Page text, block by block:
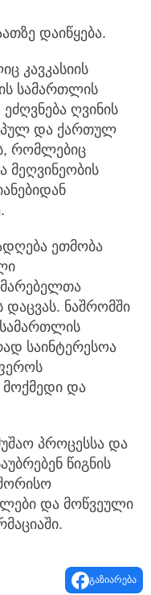
დაიწყება.
კავკასიის
სამართლის
ღვინის
და ქართულ
რომლებიც
მეღვინეობის
ეთმობა
დაცვას. ნაშრომში
საინტერესოა
მოქმედი და
პროცესსა და
წიგნის
და მოწვეული
გაზიარება